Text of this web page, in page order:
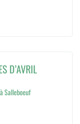
D’AVRIL
Salleboeuf